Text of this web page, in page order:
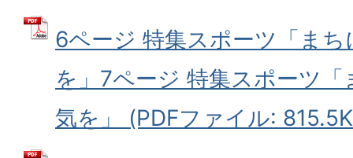
6ページ 特集スポーツ「ま
を」7ページ 特集スポーツ
気を」 (PDFファイル: